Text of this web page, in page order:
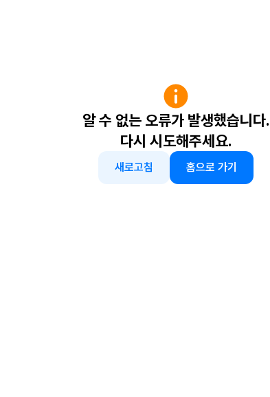
알 수 없는 오류가 발생했습니다.
다시 시도해주세요.
새로고침 홈으로 가기